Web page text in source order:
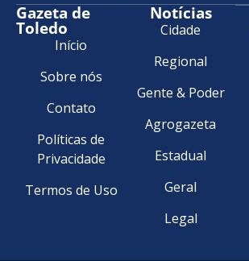
Gazeta de
Toledo
Início
Sobre nós
Contato
Políticas de
Privacidade
Termos de Uso
Notícias
Cidade
Regional
Gente & Poder
Agrogazeta
Estadual
Geral
Legal